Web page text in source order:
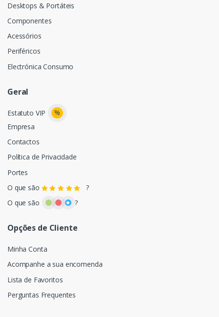
Desktops & Portáteis
Componentes
Acessórios
Periféricos
Electrónica Consumo
Geral
Estatuto VIP
%
Empresa
Contactos
Política de Privacidade
Portes
O que são
?
O que são
?
Opções de Cliente
Minha Conta
Acompanhe a sua encomenda
Lista de Favoritos
Perguntas Frequentes